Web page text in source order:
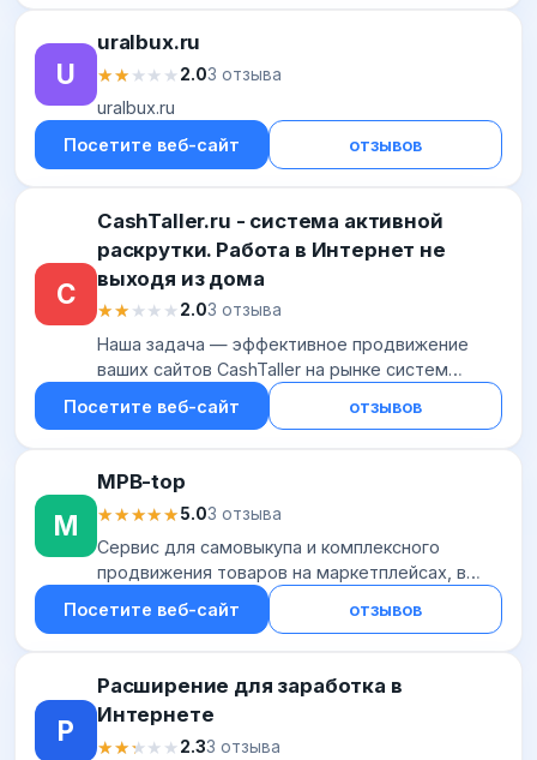
U
uralbux.ru
★★★★★
★★★★★2.03 отзыва
uralbux.ru
Посетите веб-сайт
отзывов
C
CashTaller.ru - система активной
раскрутки. Работа в Интернет не
выходя из дома
★★★★★
★★★★★2.03 отзыва
Наша задача — эффективное продвижение
ваших сайтов CashTaller на рынке систем
активной рекламы уже более 8и лет. Над
проектом трудится опытная команда
Посетите веб-сайт отзывов
M
MPB-top
★★★★★
★★★★★5.03 отзыва
Сервис для самовыкупа и комплексного
продвижения товаров на маркетплейсах, в
первую очередь на Wildberries. Его основное
предложение — организация процесса выкупа
Посетите веб-сайт отзывов
Р
Расширение для заработка в
Интернете
★★★★★
★★★★★2.33 отзыва